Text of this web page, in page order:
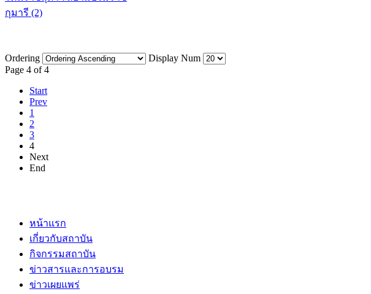
Ordering
Display Num
Page 4 of 4
Start
Prev
1
2
3
4
Next
End
หน้าแรก
เกี่ยวกับสถาบัน
กิจกรรมสถาบัน
ข่าวสารและการอบรม
ข่าวเผยแพร่